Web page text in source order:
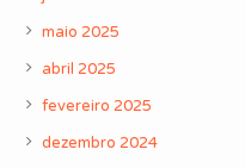
maio 2025
abril 2025
fevereiro 2025
dezembro 2024